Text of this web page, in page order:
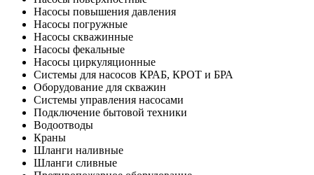
Насосы повышения давления
Насосы погружные
Насосы скважинные
Насосы фекальные
Насосы циркуляционные
Системы для насосов КРАБ, КРОТ и БРА
Оборудование для скважин
Системы управления насосами
Подключение бытовой техники
Водоотводы
Краны
Шланги наливные
Шланги сливные